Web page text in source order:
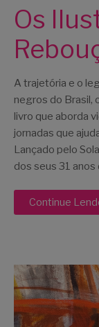
Os
A trajetória e o
negros do Brasil,
livro que aborda
jornadas que
Lançado pelo
dos seus 31
Continue